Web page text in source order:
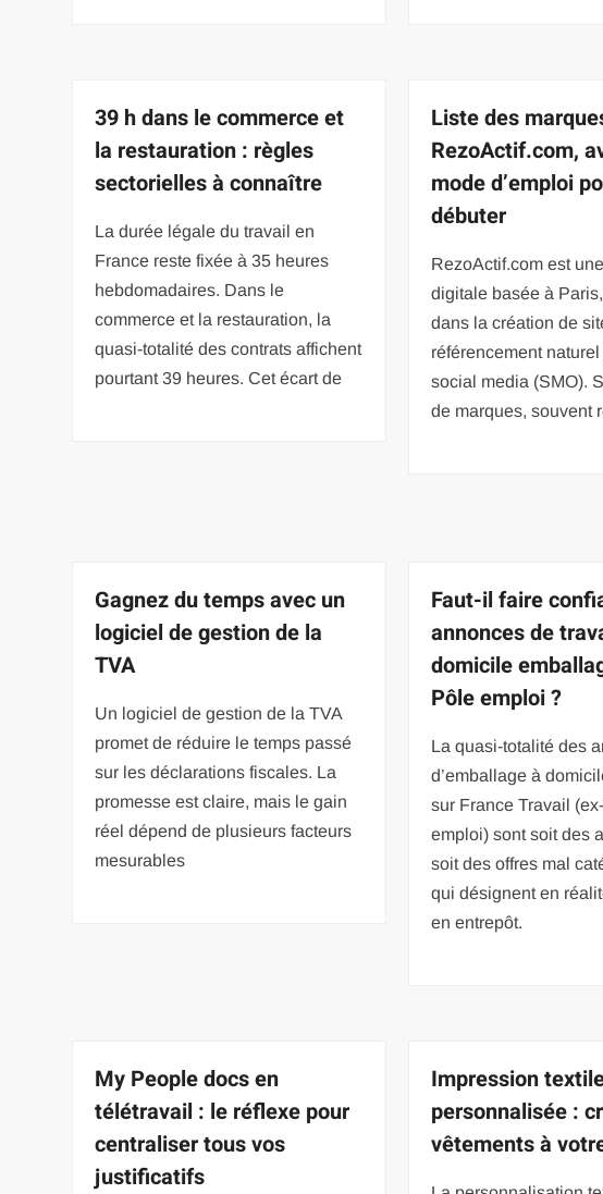
39 h dans le commerce et
la restauration : règles
sectorielles à connaître
La durée légale du travail en
France reste fixée à 35 heures
hebdomadaires. Dans le
commerce et la restauration, la
quasi-totalité des contrats affichent
pourtant 39 heures. Cet écart de
Liste des
RezoActif.com,
mode d’emploi
débuter
RezoActif.com est
digitale basée à
dans la création de
référencement
social media (SMO).
de marques, souvent
Gagnez du temps avec un
logiciel de gestion de la
TVA
Un logiciel de gestion de la TVA
promet de réduire le temps passé
sur les déclarations fiscales. La
promesse est claire, mais le gain
réel dépend de plusieurs facteurs
mesurables
Faut-il faire
annonces de
domicile
Pôle emploi ?
La quasi-totalité des
d’emballage à
sur France Travail
emploi) sont soit des
soit des offres mal
qui désignent en
en entrepôt.
My People docs en
télétravail : le réflexe pour
centraliser tous vos
justificatifs
Impression
personnalisée :
vêtements à